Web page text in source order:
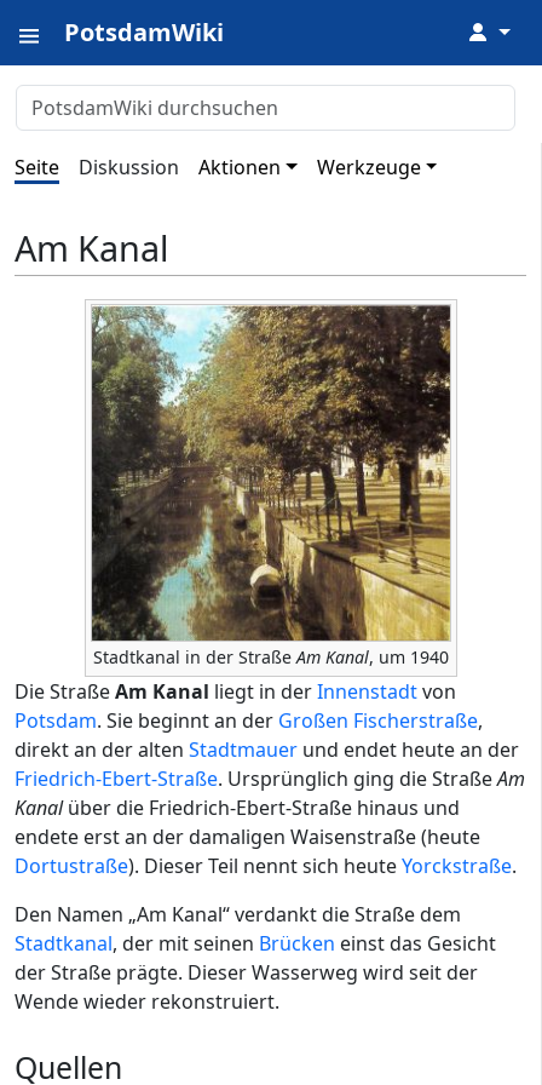
PotsdamWiki ↓
Seite Diskussion Aktionen Werkzeuge
Am Kanal
Stadtkanal in der StraßeAm Kanal, um 1940
Die StraßeAm Kanal liegt in derInnenstadtvon
Potsdam. Sie beginnt an der Großen Fischerstraße,
direkt an der alten Stadtmauer und endet heute an der
Friedrich-Ebert-Straße. Ursprünglich ging die StraßeAm
Kanalüber die Friedrich-Ebert-Straße hinaus und
endete erst an der damaligen Waisenstraße (heute
Dortustraße). Dieser Teil nennt sich heuteYorckstraße.
Den Namen „Am Kanal“ verdankt die Straße dem
Stadtkanal, der mit seinen Brücken einst das Gesicht
der Straße prägte. Dieser Wasserweg wird seit der
Wende wieder rekonstruiert.
Quellen